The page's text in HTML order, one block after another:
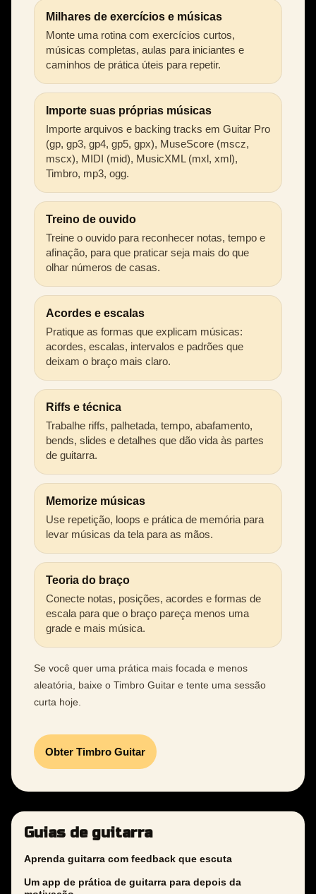
Milhares de exercícios e músicas
Monte uma rotina com exercícios curtos,
músicas completas, aulas para iniciantes e
caminhos de prática úteis para repetir.
Importe suas próprias músicas
Importe arquivos e backing tracks em Guitar Pro
(gp, gp3, gp4, gp5, gpx), MuseScore (mscz,
mscx), MIDI (mid), MusicXML (mxl, xml),
Timbro, mp3, ogg.
Treino de ouvido
Treine o ouvido para reconhecer notas, tempo e
afinação, para que praticar seja mais do que
olhar números de casas.
Acordes e escalas
Pratique as formas que explicam músicas:
acordes, escalas, intervalos e padrões que
deixam o braço mais claro.
Riffs e técnica
Trabalhe riffs, palhetada, tempo, abafamento,
bends, slides e detalhes que dão vida às partes
de guitarra.
Memorize músicas
Use repetição, loops e prática de memória para
levar músicas da tela para as mãos.
Teoria do braço
Conecte notas, posições, acordes e formas de
escala para que o braço pareça menos uma
grade e mais música.
Se você quer uma prática mais focada e menos
aleatória, baixe o Timbro Guitar e tente uma sessão
curta hoje.
Obter Timbro Guitar
Guias de guitarra
Aprenda guitarra com feedback que escuta
Um app de prática de guitarra para depois da